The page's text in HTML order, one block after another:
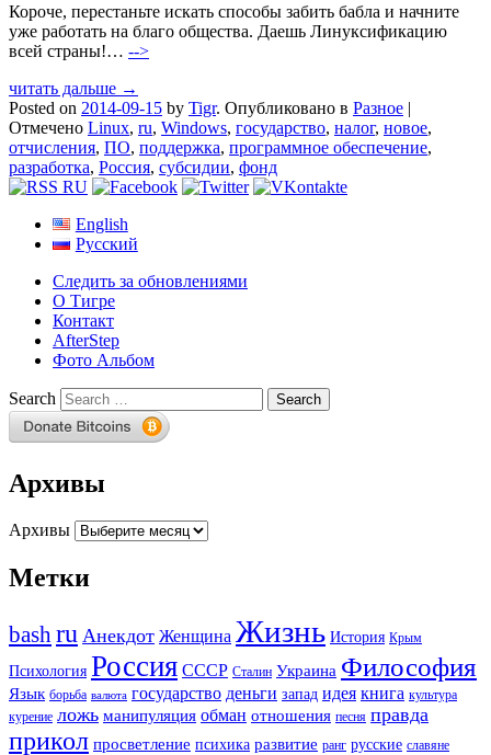
Короче, перестаньте искать способы забить бабла и начните
уже работать на благо общества. Даешь Линуксификацию
всей страны!… -->
читать дальше →
Posted on 2014-09-15 by Tigr. Опубликовано в Разное |
Отмечено Linux, ru, Windows, государство, налог, новое,
отчисления, ПО, поддержка, программное обеспечение,
разработка, Россия, субсидии, фонд
English
Русский
Следить за обновлениями
О Тигре
Контакт
AfterStep
Фото Альбом
Search
Архивы
Архивы
Метки
bashru Анекдот Женщина Жизнь История Крым
Психология Россия СССР Сталин Украина Философия
Язык борьба валюта государство деньги запад идея книга культура
курение ложь манипуляция обман отношения песня правда
прикол просветление психика развитие ранг русские славяне